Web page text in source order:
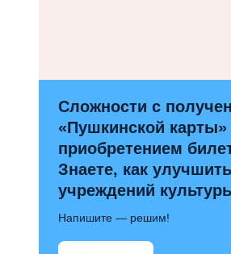
Сложности с
«Пушкинской карты»
приобретением
Знаете, как
учреждений
Напишите — решим!